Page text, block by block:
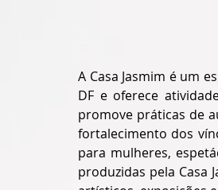
A Casa Jasmim é um
DF e oferece
promove práticas de
fortalecimento dos
para mulheres,
produzidas pela Casa